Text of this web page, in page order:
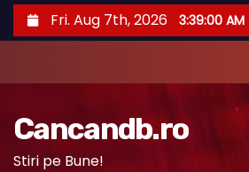
k
p
Fri. Aug 7th, 2026 3:39:01 AM
Cancandb.ro
Stiri pe Bune!